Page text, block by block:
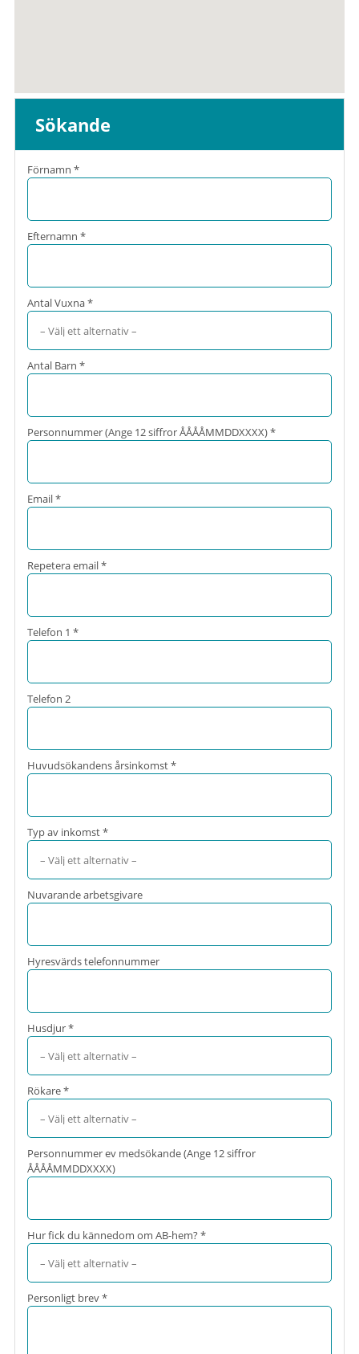
Sökande
Förnamn *
Efternamn *
Antal Vuxna *
Antal Barn *
Personnummer (Ange 12 siffror ÅÅÅÅMMDDXXXX) *
Email *
Repetera email *
Telefon 1 *
Telefon 2
Huvudsökandens årsinkomst *
Typ av inkomst *
Nuvarande arbetsgivare
Hyresvärds telefonnummer
Husdjur *
Rökare *
Personnummer ev medsökande (Ange 12 siffror
ÅÅÅÅMMDDXXXX)
Hur fick du kännedom om AB-hem? *
Personligt brev *